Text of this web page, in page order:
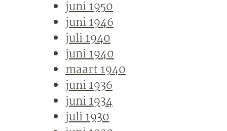
juni 1950
juni 1946
juli 1940
juni 1940
maart 1940
juni 1936
juni 1934
juli 1930